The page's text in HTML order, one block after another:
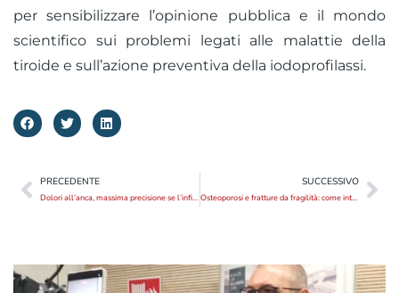
per sensibilizzare l’opinione pubblica e il mondo
scientifico sui problemi legati alle malattie della
tiroide e sull’azione preventiva della iodoprofilassi.
PRECEDENTE
Dolori all’anca, massima precisione se l’infiltrazione è ecoguidata
SUCCESSIVO
Osteoporosi e fratture da fragilità: come intervenire?